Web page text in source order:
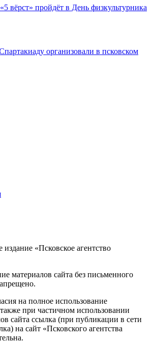
вёрст» пройдёт в День физкультурника
организовали в псковском
«Псковское агентство
материалов сайта без письменного
на полное использование
при частичном использовании
сайта ссылка (при публикации в сети
на сайт «Псковского агентства